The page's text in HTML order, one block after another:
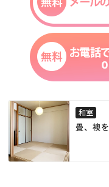
和室
畳、襖